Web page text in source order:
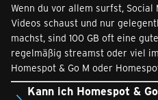
Wenn du vor allem surfst, Social
Videos schaust und nur
machst, sind 100 GB oft eine
regelmäßig streamst oder viel
Homespot & Go M oder
Kann ich Homespot &